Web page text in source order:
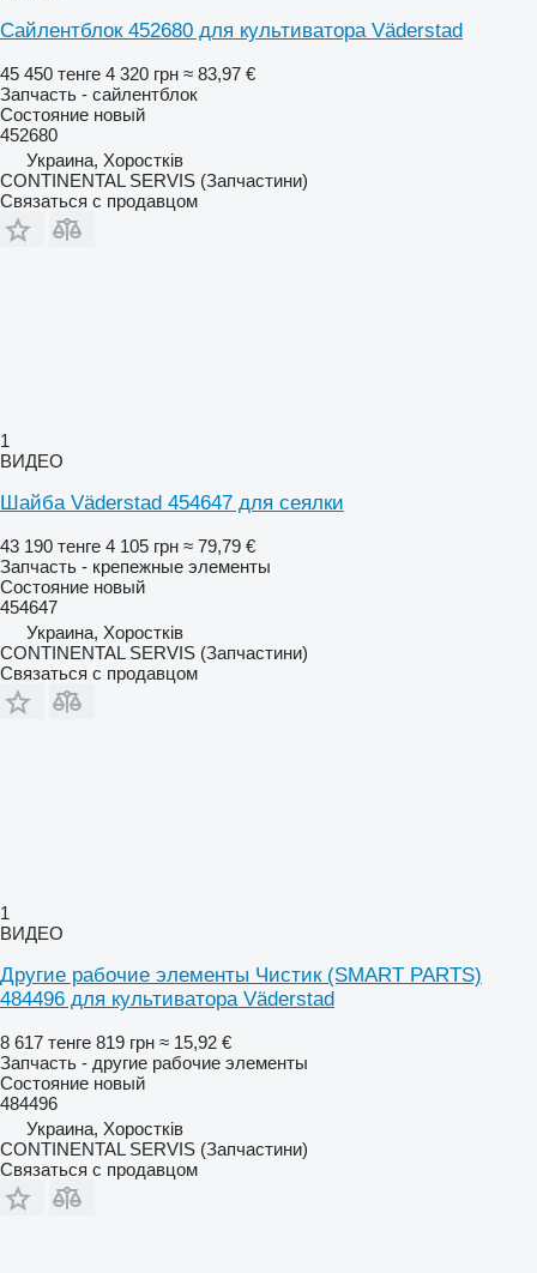
Сайлентблок 452680 для культиватора Väderstad
45 450 тенге 4 320 грн ≈ 83,97 €
Запчасть - сайлентблок
Состояние новый
452680
Украина, Хоростків
CONTINENTAL SERVIS (Запчастини)
Связаться с продавцом
1
ВИДЕО
Шайба Väderstad 454647 для сеялки
43 190 тенге 4 105 грн ≈ 79,79 €
Запчасть - крепежные элементы
Состояние новый
454647
Украина, Хоростків
CONTINENTAL SERVIS (Запчастини)
Связаться с продавцом
1
ВИДЕО
Другие рабочие элементы Чистик (SMART PARTS)
484496 для культиватора Väderstad
8 617 тенге 819 грн ≈ 15,92 €
Запчасть - другие рабочие элементы
Состояние новый
484496
Украина, Хоростків
CONTINENTAL SERVIS (Запчастини)
Связаться с продавцом